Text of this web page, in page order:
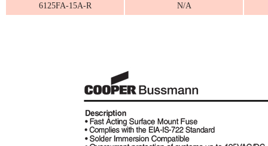
6125FA-15A-R N/A